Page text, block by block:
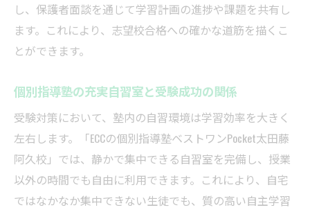
このエリアで理想の個別指導塾を見つける方法
個別指導塾の体験授業活用法とチェックポ
イント
個別指導塾の料金比較で後悔しない選択を
個別指導塾の資料請求から入会の流れを解
説
個別指導塾の見学時に注目すべき指導環境
し、保護者面談を通じて学習計画の進捗や課題を共有し
ます。これにより、志望校合格への確かな道筋を描くこ
とができます。
個別指導塾の充実自習室と受験成功の関係
受験対策において、塾内の自習環境は学習効率を大きく
左右します。「ECCの個別指導塾ベストワンPocket太田藤
阿久校」では、静かで集中できる自習室を完備し、授業
以外の時間でも自由に利用できます。これにより、自宅
ではなかなか集中できない生徒でも、質の高い自主学習